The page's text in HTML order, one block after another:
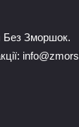
Без Зморшок.